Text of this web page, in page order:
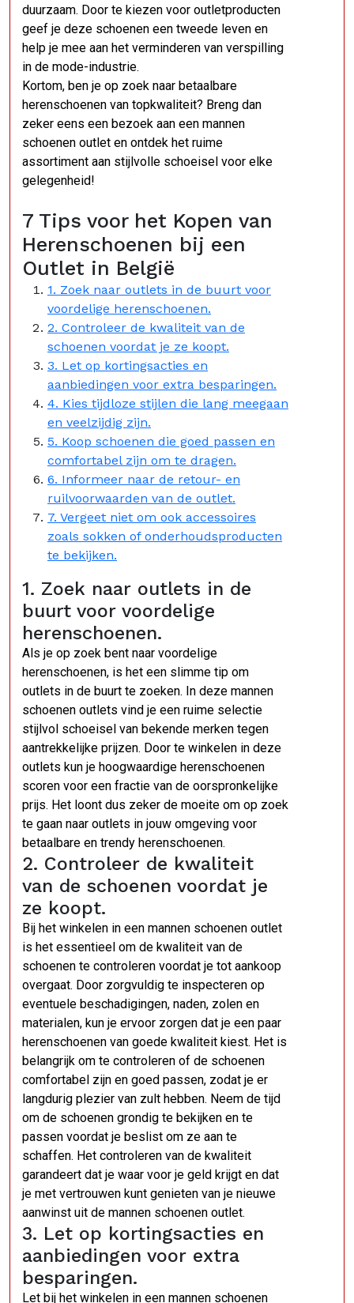
duurzaam. Door te kiezen voor outletproducten
geef je deze schoenen een tweede leven en
help je mee aan het verminderen van verspilling
in de mode-industrie.
Kortom, ben je op zoek naar betaalbare
herenschoenen van topkwaliteit? Breng dan
zeker eens een bezoek aan een mannen
schoenen outlet en ontdek het ruime
assortiment aan stijlvolle schoeisel voor elke
gelegenheid!
7 Tips voor het Kopen van
Herenschoenen bij een
Outlet in België
1. Zoek naar outlets in de buurt voor
voordelige herenschoenen.
2. Controleer de kwaliteit van de
schoenen voordat je ze koopt.
3. Let op kortingsacties en
aanbiedingen voor extra besparingen.
4. Kies tijdloze stijlen die lang meegaan
en veelzijdig zijn.
5. Koop schoenen die goed passen en
comfortabel zijn om te dragen.
6. Informeer naar de retour- en
ruilvoorwaarden van de outlet.
7. Vergeet niet om ook accessoires
zoals sokken of onderhoudsproducten
te bekijken.
1. Zoek naar outlets in de
buurt voor voordelige
herenschoenen.
Als je op zoek bent naar voordelige
herenschoenen, is het een slimme tip om
outlets in de buurt te zoeken. In deze mannen
schoenen outlets vind je een ruime selectie
stijlvol schoeisel van bekende merken tegen
aantrekkelijke prijzen. Door te winkelen in deze
outlets kun je hoogwaardige herenschoenen
scoren voor een fractie van de oorspronkelijke
prijs. Het loont dus zeker de moeite om op zoek
te gaan naar outlets in jouw omgeving voor
betaalbare en trendy herenschoenen.
2. Controleer de kwaliteit
van de schoenen voordat je
ze koopt.
Bij het winkelen in een mannen schoenen outlet
is het essentieel om de kwaliteit van de
schoenen te controleren voordat je tot aankoop
overgaat. Door zorgvuldig te inspecteren op
eventuele beschadigingen, naden, zolen en
materialen, kun je ervoor zorgen dat je een paar
herenschoenen van goede kwaliteit kiest. Het is
belangrijk om te controleren of de schoenen
comfortabel zijn en goed passen, zodat je er
langdurig plezier van zult hebben. Neem de tijd
om de schoenen grondig te bekijken en te
passen voordat je beslist om ze aan te
schaffen. Het controleren van de kwaliteit
garandeert dat je waar voor je geld krijgt en dat
je met vertrouwen kunt genieten van je nieuwe
aanwinst uit de mannen schoenen outlet.
3. Let op kortingsacties en
aanbiedingen voor extra
besparingen.
Let bij het winkelen in een mannen schoenen